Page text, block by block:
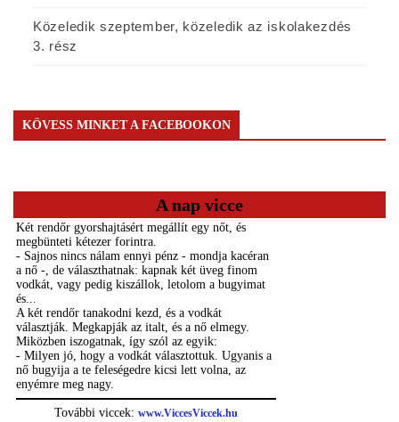
Közeledik szeptember, közeledik az iskolakezdés
3. rész
KÖVESS MINKET A FACEBOOKON
A nap vicce